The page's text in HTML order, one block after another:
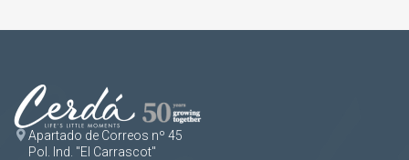
Apartado de Correos nº 45
Pol. Ind. "El Carrascot"